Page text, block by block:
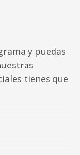
y puedas
tienes que